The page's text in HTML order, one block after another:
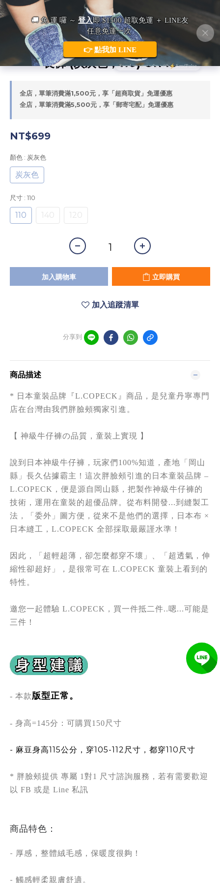
日本L.copeck 細絨格紋 微寬錐形休閒
長褲 (炭灰色，110) C1143
全店，單筆消費滿1,500元，享「超商取貨」免運優惠
全店，單筆消費滿5,500元，享「郵寄宅配」免運優惠
NT$699
顏色 : 炭灰色
炭灰色
尺寸 : 110
110 140 120
加入購物車 立即購買
加入追蹤清單
分享到
商品描述
* 日本童裝品牌『L.COPECK』商品， 是兒童丹寧專門
店在台灣由我們胖臉頰獨家引進 。
【 神級牛仔褲の品質，童裝上實現 】
說到日本神級牛仔褲，玩家們100%知道，產地「岡山
縣」長久佔據霸主！這次胖臉頰引進的日本童裝品牌 –
L.COPECK，便是源自岡山縣，把製作神級牛仔褲的
技術，運用在童裝的超優品牌。從布料開發...到縫製工
法，「委外」圖方便，從來不是他們的選擇，日本布 ×
日本縫工，L.COPECK 全部採取最嚴謹水準！
因此，「超輕超薄，卻怎麼都穿不壞」、「超透氣，伸
縮性卻超好」，是很常可在 L.COPECK 童裝上看到的
特性。
邀您一起體驗 L.COPECK，買一件抵二件..嗯...可能是
三件！
- 本款版型正常。
- 身高=145分：可購買150尺寸
- 麻豆身高115公分，穿105-112尺寸，都穿110尺寸
* 胖臉頰提供 專屬 1對1 尺寸諮詢服務，若有需要歡迎
以 FB 或是 Line 私訊
商品特色：
- 厚感，整體絨毛感，保暖度很夠！
- 觸感輕柔親膚舒適。